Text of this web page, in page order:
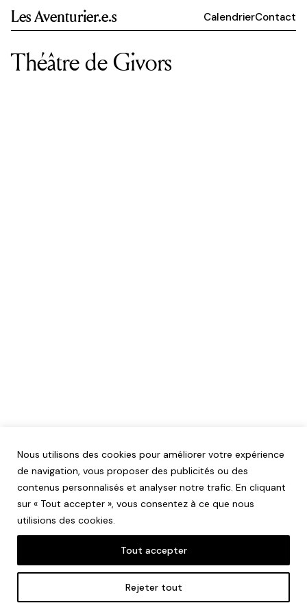
Nous utilisons des cookies pour améliorer votre expérience
de navigation, vous proposer des publicités ou des
contenus personnalisés et analyser notre trafic. En cliquant
sur « Tout accepter », vous consentez à ce que nous
utilisions des cookies.
Rejeter tout
Tout accepter
Les Aventurier.e.s CalendrierContact
Théâtre de Givors